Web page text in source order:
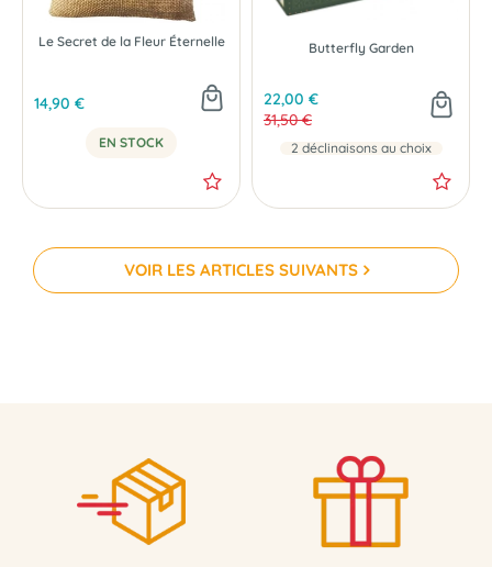
Le Secret de la Fleur Éternelle
14,90 €
EN STOCK
Butterfly Garden
22,00 €
31,50 €
2 déclinaisons au choix
VOIR LES ARTICLES SUIVANTS